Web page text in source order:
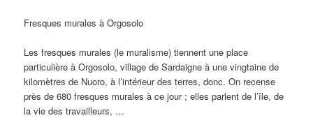
Fresques murales à Orgosolo
Les fresques murales (le muralisme) tiennent une place
particulière à Orgosolo, village de Sardaigne à une vingtaine de
kilomètres de Nuoro, à l’intérieur des terres, donc. On recense
près de 680 fresques murales à ce jour ; elles parlent de l’île, de
la vie des travailleurs, …